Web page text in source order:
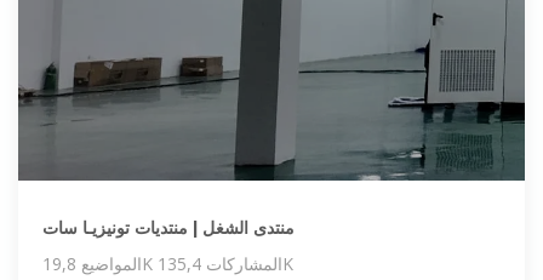
منتدى الشغل | منتديات تونيزيـا سات
المواضيع 19,8K المشاركات 135,4K